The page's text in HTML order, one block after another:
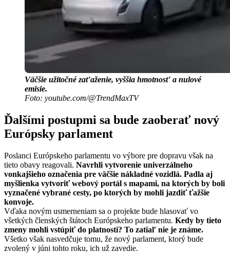
Väčšie užitočné zaťaženie, vyššia hmotnosť a nulové
emisie.
Foto: youtube.com/@TrendMaxTV
Ďalšími postupmi sa bude zaoberať nový
Európsky parlament
Poslanci Európskeho parlamentu vo výbore pre dopravu však na
tieto obavy reagovali. Navrhli vytvorenie univerzálneho
vonkajšieho označenia pre väčšie nákladné vozidlá. Padla aj
myšlienka vytvoriť webový portál s mapami, na ktorých by boli
vyznačené vybrané cesty, po ktorých by mohli jazdiť ťažšie
konvoje.
Vďaka novým usmerneniam sa o projekte bude hlasovať vo
všetkých členských štátoch Európskeho parlamentu. Kedy by tieto
zmeny mohli vstúpiť do platnosti? To zatiaľ nie je známe.
Všetko však nasvedčuje tomu, že nový parlament, ktorý bude
zvolený v júni tohto roku, ich už zavedie.